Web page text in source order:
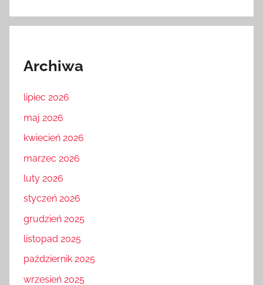
Archiwa
lipiec 2026
maj 2026
kwiecień 2026
marzec 2026
luty 2026
styczeń 2026
grudzień 2025
listopad 2025
październik 2025
wrzesień 2025